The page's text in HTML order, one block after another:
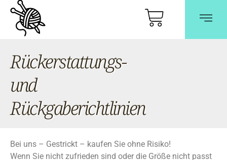
Rückerstattungs-
und
Rückgaberichtlinien
Bei uns – Gestrickt – kaufen Sie ohne Risiko!
Wenn Sie nicht zufrieden sind oder die Größe nicht passt